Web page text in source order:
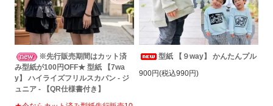
※先行販売期間はカット済
み型紙が100円OFF★ 型紙 【7wa
y】 ハイライズフリルスカパン - ジ
ュニア - 【QR仕様書付き】
型紙 【９way】 かんたんプル
900円(税込990円)